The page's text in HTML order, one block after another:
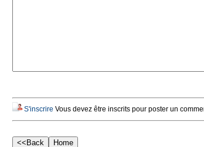
S'inscrire Vous devez être inscrits pour poster un